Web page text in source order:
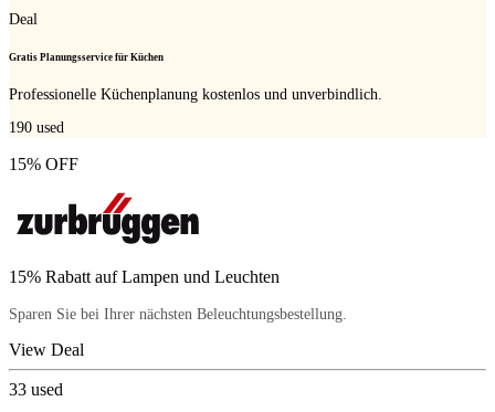
Deal
Gratis Planungsservice für Küchen
Professionelle Küchenplanung kostenlos und unverbindlich.
190 used
15% OFF
15% Rabatt auf Lampen und Leuchten
Sparen Sie bei Ihrer nächsten Beleuchtungsbestellung.
View Deal
33 used